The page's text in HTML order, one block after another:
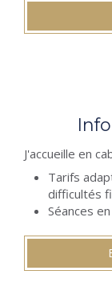
J'accueille en
Tarifs
difficultés
Séances